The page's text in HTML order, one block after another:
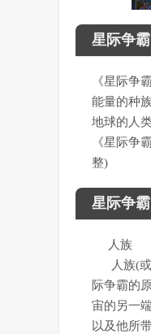
星际争
《星际争
能量的种
地球的人
《星际争
整)
星际争
人族
人族(或
际争霸的
宙的另一
以及他所